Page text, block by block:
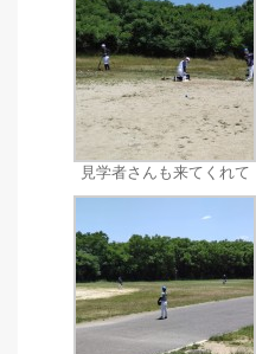
見学者さんも来てくれて